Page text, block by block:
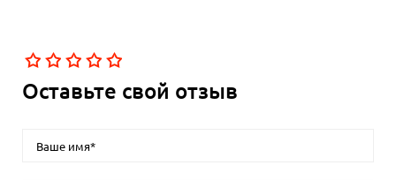
Оставьте свой отзыв